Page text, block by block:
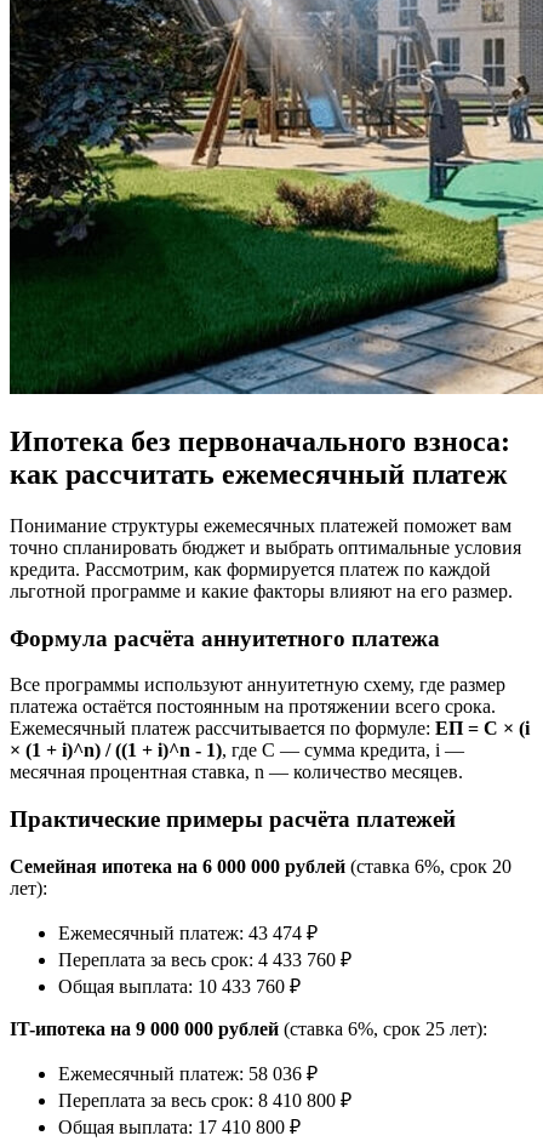
Ипотека без первоначального взноса:
как рассчитать ежемесячный платеж
Понимание структуры ежемесячных платежей поможет вам
точно спланировать бюджет и выбрать оптимальные условия
кредита. Рассмотрим, как формируется платеж по каждой
льготной программе и какие факторы влияют на его размер.
Формула расчёта аннуитетного платежа
Все программы используют аннуитетную схему, где размер
платежа остаётся постоянным на протяжении всего срока.
Ежемесячный платеж рассчитывается по формуле: ЕП = С × (i
× (1 + i)^n) / ((1 + i)^n - 1), где С — сумма кредита, i —
месячная процентная ставка, n — количество месяцев.
Практические примеры расчёта платежей
Семейная ипотека на 6 000 000 рублей (ставка 6%, срок 20
лет):
Ежемесячный платеж: 43 474 ₽
Переплата за весь срок: 4 433 760 ₽
Общая выплата: 10 433 760 ₽
IT-ипотека на 9 000 000 рублей (ставка 6%, срок 25 лет):
Ежемесячный платеж: 58 036 ₽
Переплата за весь срок: 8 410 800 ₽
Общая выплата: 17 410 800 ₽